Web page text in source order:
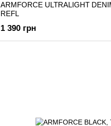
ARMFORCE ULTRALIGHT
REFL
1 390 грн